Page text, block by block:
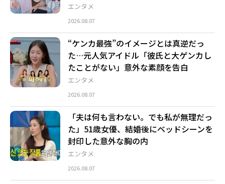
エンタメ
2026.08.07
エンタメ
“ケンカ最強”のイメージとは真逆だっ
た…元人気アイドル「彼氏と大ゲンカし
たことがない」意外な素顔を告白
2026.08.07
エンタメ
「夫は何も言わない。でも私が無理だっ
た」51歳女優、結婚後にベッドシーンを
封印した意外な胸の内
2026.08.07